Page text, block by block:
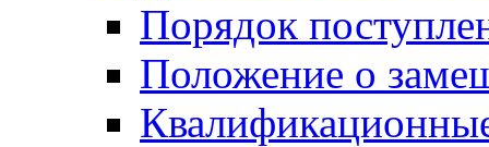
Порядок
Положение о